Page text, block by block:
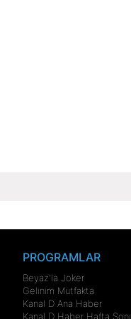
PROGRAMLAR
Beyaz'la Joker
Gelinim Mutfakta
Kanal D Ana Haber
Kanal D Haber Hafta